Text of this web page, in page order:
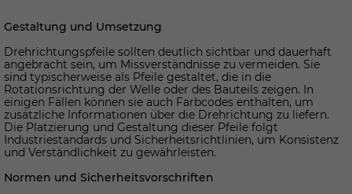
Gestaltung und Umsetzung
Drehrichtungspfeile sollten deutlich sichtbar und dauerhaft
angebracht sein, um Missverständnisse zu vermeiden. Sie
sind typischerweise als Pfeile gestaltet, die in die
Rotationsrichtung der Welle oder des Bauteils zeigen. In
einigen Fällen können sie auch Farbcodes enthalten, um
zusätzliche Informationen über die Drehrichtung zu liefern.
Die Platzierung und Gestaltung dieser Pfeile folgt
Industriestandards und Sicherheitsrichtlinien, um Konsistenz
und Verständlichkeit zu gewährleisten.
Normen und Sicherheitsvorschriften